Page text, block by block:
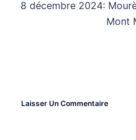
8 décembre 2024:
Mont
Laisser Un Commentaire